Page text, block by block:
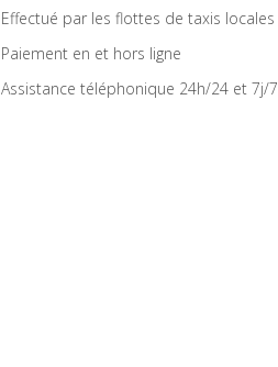
Effectué par les flottes de taxis locales
Paiement en et hors ligne
Assistance téléphonique 24h/24 et 7j/7